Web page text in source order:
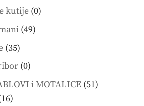
products
kutije 00
4949
3535
products
00
products
i MOTALICE 5151
1616